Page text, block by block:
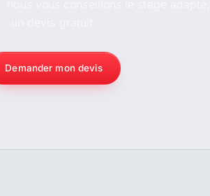
Demander mon devis